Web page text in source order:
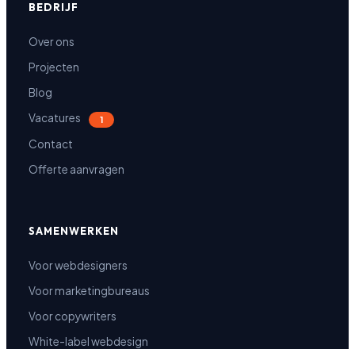
BEDRIJF
Over ons
Projecten
Blog
Vacatures
1
Contact
Offerte aanvragen
SAMENWERKEN
Voor webdesigners
Voor marketingbureaus
Voor copywriters
White-label webdesign